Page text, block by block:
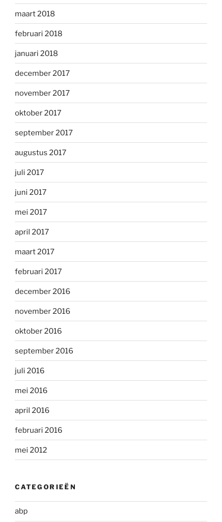
maart 2018
februari 2018
januari 2018
december 2017
november 2017
oktober 2017
september 2017
augustus 2017
juli 2017
juni 2017
mei 2017
april 2017
maart 2017
februari 2017
december 2016
november 2016
oktober 2016
september 2016
juli 2016
mei 2016
april 2016
februari 2016
mei 2012
CATEGORIEËN
abp